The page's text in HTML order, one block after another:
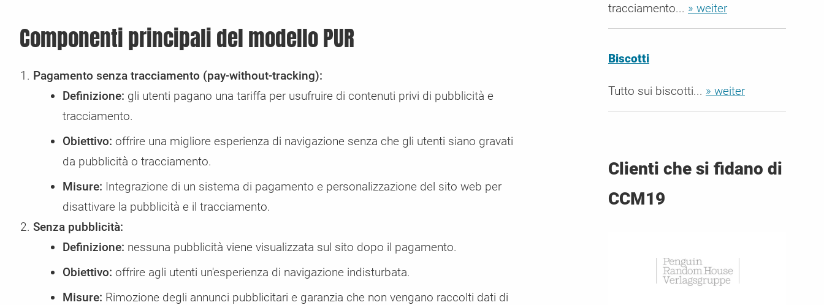
Componenti principali del modello PUR
Pagamento senza tracciamento (pay-without-tracking):
Definizione: gli utenti pagano una tariffa per usufruire di contenuti privi di pubblicità e
tracciamento.
Obiettivo:offrire una migliore esperienza di navigazione senza che gli utenti siano gravati
da pubblicità o tracciamento.
Misure: Integrazione di un sistema di pagamento e personalizzazione del sito web per
disattivare la pubblicità e il tracciamento.
Senza pubblicità:
Definizione: nessuna pubblicità viene visualizzata sul sito dopo il pagamento.
Obiettivo:offrire agli utenti un'esperienza di navigazione indisturbata.
Misure: Rimozione degli annunci pubblicitari e garanzia che non vengano raccolti dati di
tracciamento... » weiter
Biscotti
Tutto sui biscotti... » weiter
Clienti che si fidano di
CCM19